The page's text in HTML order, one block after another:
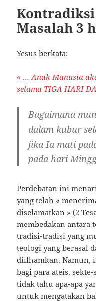
Masalah 3
Yesus berkata:
« … Anak Manusia
selama TIGA HARI
Bagaimana
dalam kubur
jika Ia mati
pada hari
Perdebatan ini
yang telah «
diselamatkan » (2
membedakan antara
tradisi-tradisi yang
teologi yang berasal
diilhamkan. Namun,
bagi para ateis,
tidak tahu apa-apa
untuk mengatakan